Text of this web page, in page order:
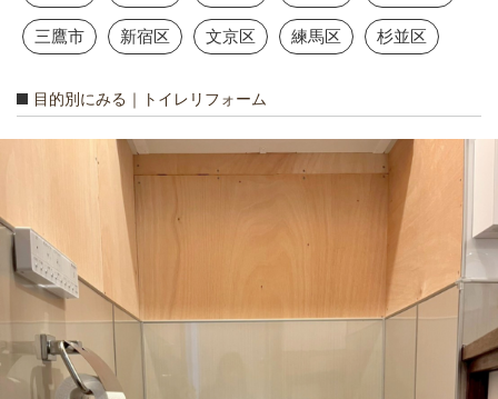
三鷹市 新宿区 文京区 練馬区 杉並区
目的別にみる｜トイレリフォーム